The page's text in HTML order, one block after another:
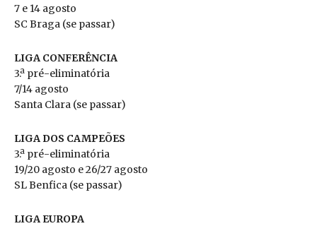
7 e 14 agosto
SC Braga (se passar)
LIGA CONFERÊNCIA
3.ª pré-eliminatória
7/14 agosto
Santa Clara (se passar)
LIGA DOS CAMPEÕES
3.ª pré-eliminatória
19/20 agosto e 26/27 agosto
SL Benfica (se passar)
LIGA EUROPA